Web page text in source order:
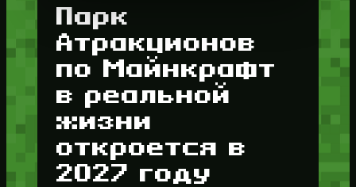
Парк
Атракционов
по Майнкрафт
в реальной
жизни
откроется в
2027 году